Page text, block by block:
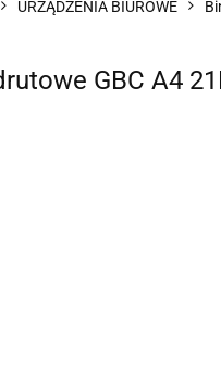
URZĄDZENIA BIUROWE
GBC A4